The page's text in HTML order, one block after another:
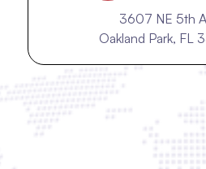
3607 NE 5th
Oakland Park, FL